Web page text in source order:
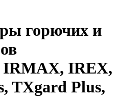
горючих и
IRMAX, IREX,
TXgard Plus,